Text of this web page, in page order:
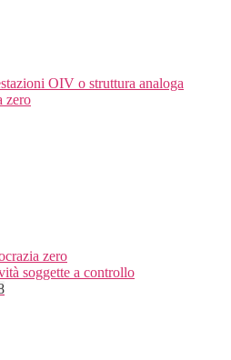
OIV o struttura analoga
zero
zero
soggette a controllo